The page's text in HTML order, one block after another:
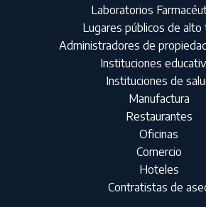
Laboratorios
Lugares públicos de alto
Administradores de
Instituciones
Instituciones de
Manufactura
Restaurantes
Oficinas
Comercio
Hoteles
Contratistas de